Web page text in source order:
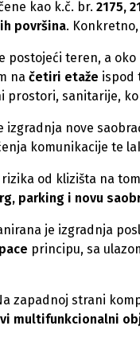
kao k.č. br. 2175,
površina.
postojeći teren, a
na četiri etaže ispod
prostori, sanitarije,
izgradnja nove
komunikacije te
od klizišta na
parking i novu
je izgradnja
principu, sa
zapadnoj strani
multifunkcionalni